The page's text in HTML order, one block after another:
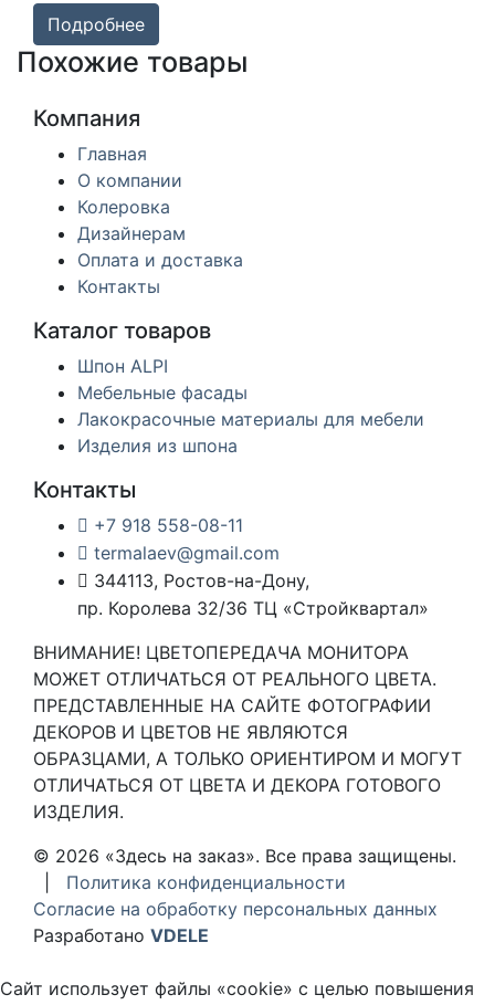
Подробнее
Похожие товары
Компания
Главная
О компании
Колеровка
Дизайнерам
Оплата и доставка
Контакты
Каталог товаров
Шпон ALPI
Мебельные фасады
Лакокрасочные материалы для мебели
Изделия из шпона
Контакты
+7 918 558-08-11
termalaev@gmail.com
344113, Ростов-на-Дону,
пр. Королева 32/36 ТЦ «Стройквартал»
ВНИМАНИЕ! ЦВЕТОПЕРЕДАЧА МОНИТОРА
МОЖЕТ ОТЛИЧАТЬСЯ ОТ РЕАЛЬНОГО ЦВЕТА.
ПРЕДСТАВЛЕННЫЕ НА САЙТЕ ФОТОГРАФИИ
ДЕКОРОВ И ЦВЕТОВ НЕ ЯВЛЯЮТСЯ
ОБРАЗЦАМИ, А ТОЛЬКО ОРИЕНТИРОМ И МОГУТ
ОТЛИЧАТЬСЯ ОТ ЦВЕТА И ДЕКОРА ГОТОВОГО
ИЗДЕЛИЯ.
© 2026 «Здесь на заказ». Все права защищены.
Политика конфиденциальности
Согласие на обработку персональных данных
Разработано VDELE
Сайт использует файлы «cookie» с целью повышения